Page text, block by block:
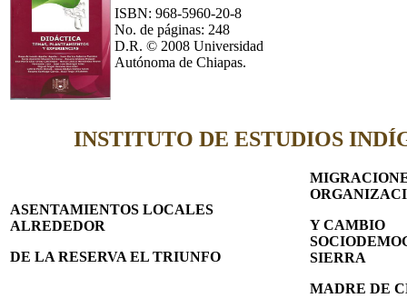
ISBN: 968-5960-20-8
No. de páginas: 248
D.R. © 2008 Universidad
Autónoma de Chiapas.
INSTITUTO DE ESTUDIOS
ASENTAMIENTOS LOCALES
ALREDEDOR
DE LA RESERVA EL TRIUNFO
Y CAMBIO
SIERRA
MADRE DE